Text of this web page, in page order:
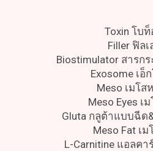
Toxin โบ
Filler ฟิลเ
Biostimulator สารก
Exosome เอ็
Meso เมโส
Meso Eyes เ
Gluta กลูต้าแบบฉีด
Meso Fat เ
L-Carnitine แอลค